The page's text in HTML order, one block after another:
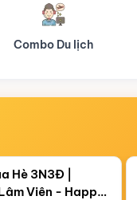
Tour Doanh Nghiệp
Hè 3N3Đ |
Viên - Happy